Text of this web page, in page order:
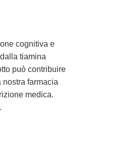
cognitiva e
tiamina
può contribuire
farmacia
medica.